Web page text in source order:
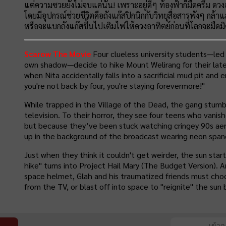
แต่ความซวยยังไม่จบแค่นั้น! เพราะอยู่ดีๆ ท้องฟ้าก็มืดครึ้ม ดว
โดยมีอุปกรณ์ช่วยชีวิตคือถังแก๊สปิกนิกกับวิทยุสื่อสารพังๆ กล้า
หรือจะแบกถังแก๊สขึ้นไปเติมไฟให้ดวงอาทิตย์ก่อนที่โลกจะมืด
Scarow The Movie Four clueless university
own shadow—decide to hike Mount Welirang for their
when Nita accidentally falls into a sacrificial mud pit and
you're not back by four, you're staying forevermore!"
While trapped in the Village of the Dead, the gang
television. To their horror, they see four teens who
but because they’ve been stuck watching cringey 90s
up in the background of the broadcast wearing neon
Just when they think it couldn't get weirder, the sun
hike" turns into Project Hail Mary (The Budget Version).
space helmet, Glah and his traumatized friends must
from the TV, or blast off into space to "reignite" the sun